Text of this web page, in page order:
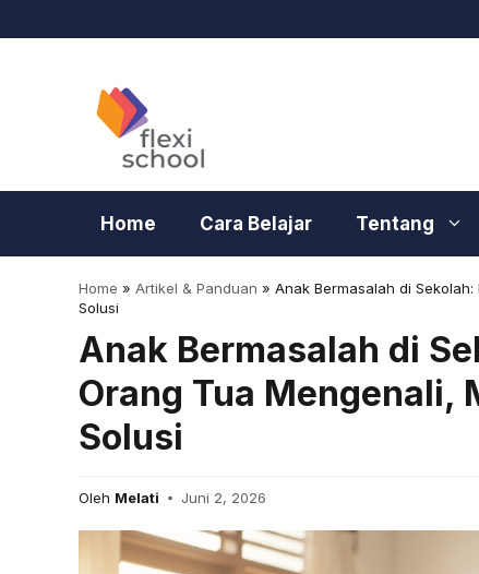
ke
Home Cara Belajar Tentang
Home » Artikel & Panduan » Anak Bermasalah di
Solusi
Anak Bermasalah di
Orang Tua Mengenali,
Solusi
Oleh Melati Juni 2, 2026